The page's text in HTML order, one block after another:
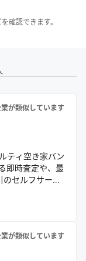
確認できます。
が類似しています
ティ空き家バン
即時査定や、最
セルフサービ
宅建士によるサ
環境を提供。テ
が類似しています